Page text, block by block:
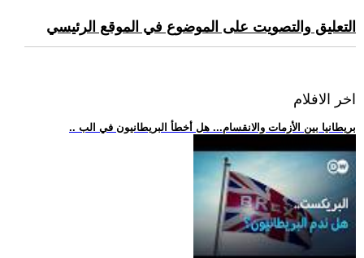
التعليق والتصويت على الموضوع في الموقع الرئيسي
اخر الافلام
.. بريطانيا بين الأزمات والانقسام... هل أخطأ البريطانيون في الب